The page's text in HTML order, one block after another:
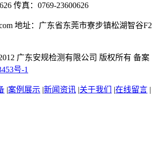
传真：0769-23600626
地址：广东省东莞市寮步镇松湖智谷F2
广东安规检测有限公司 版权所有 备案
号-1
|案例展示 |新闻资讯 |关于我们 |在线留言 |